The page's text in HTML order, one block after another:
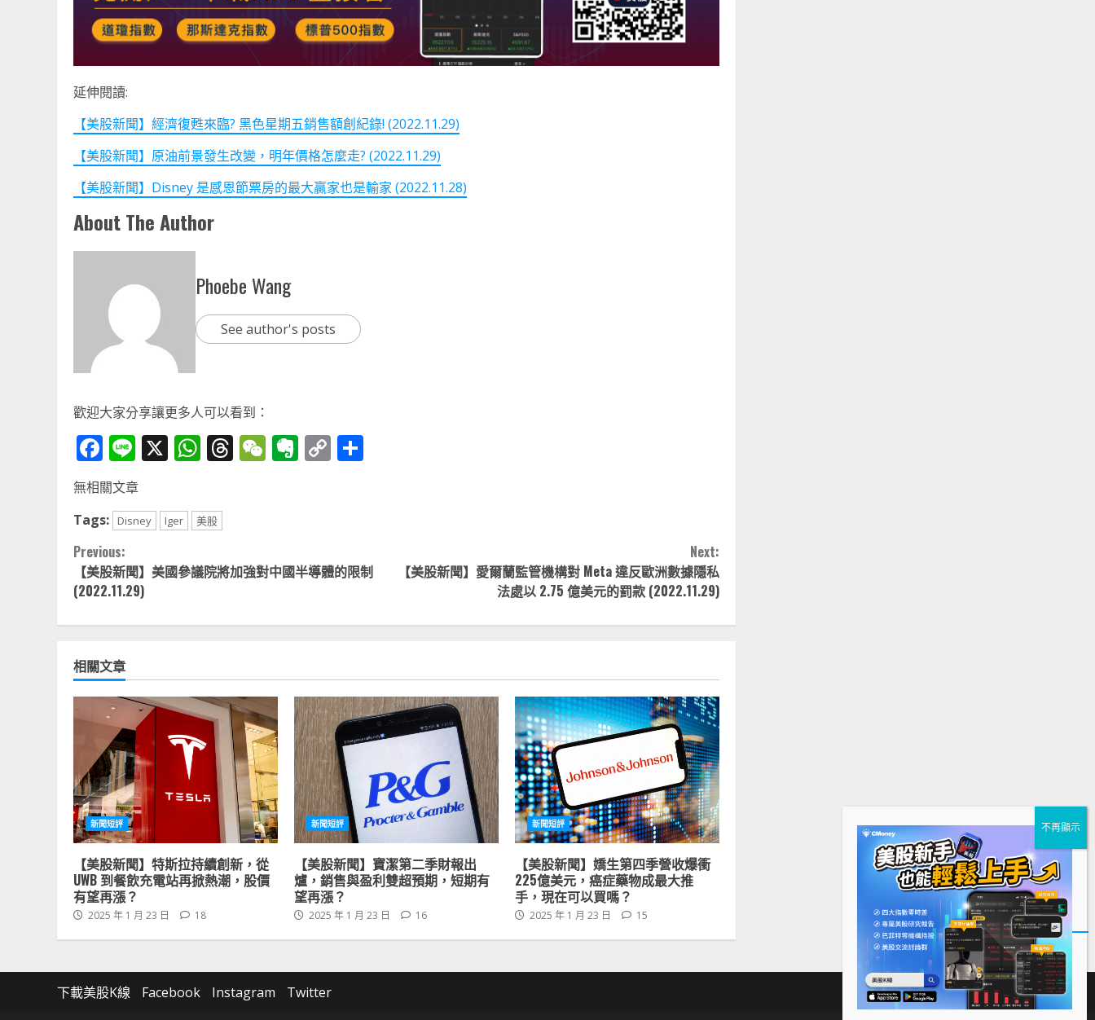
延伸閱讀:
【美股新聞】經濟復甦來臨? 黑色星期五銷售額創紀錄! (2022.11.29)
【美股新聞】原油前景發生改變，明年價格怎麼走? (2022.11.29)
【美股新聞】Disney 是感恩節票房的最大贏家也是輸家 (2022.11.28)
About The Author
Phoebe Wang
See author's posts
歡迎大家分享讓更多人可以看到：
Facebook
Line
X WhatsApp
Threads
WeChat
Evernote
Copy
無相關文章
Tags:
Disney Iger 美股
Continue
Reading
Previous:
【美股新聞】美國參議院將加強對中國半導體的限制
(2022.11.29)
Next:
【美股新聞】愛爾蘭監管機構對 Meta 違反歐洲數據隱私
法處以 2.75 億美元的罰款 (2022.11.29)
相關文章
新聞短評
【美股新聞】特斯拉持續創新，從
UWB 到餐飲充電站再掀熱潮，股價
有望再漲？
2025 年 1 月 23 日 18
新聞短評
【美股新聞】寶潔第二季財報出
爐，銷售與盈利雙超預期，短期有
望再漲？
2025 年 1 月 23 日 16
新聞短評
【美股新聞】嬌生第四季營收爆衝
225億美元，癌症藥物成最大推
手，現在可以買嗎？
2025 年 1 月 23 日 15
下載美股K線 Facebook Instagram Twitter
下
載
FacebookInstagram
Twitter